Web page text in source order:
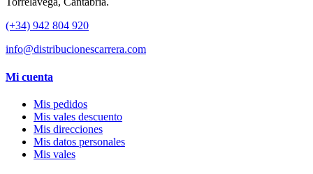
(+34) 942 804 920
info@distribucionescarrera.com
Mi cuenta
Mis pedidos
Mis vales descuento
Mis direcciones
Mis datos personales
Mis vales